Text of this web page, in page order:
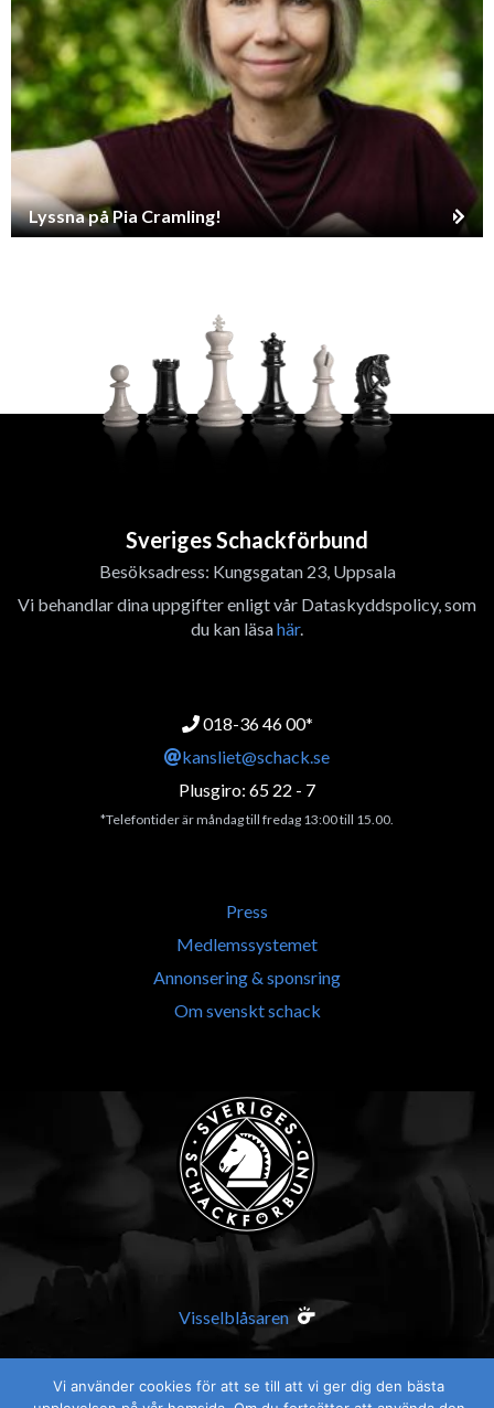
Lyssna på Pia Cramling!
Sveriges Schackförbund
Besöksadress: Kungsgatan 23, Uppsala
Vi behandlar dina uppgifter enligt vår Dataskyddspolicy, som
du kan läsahär.
018-36 46 00*
kansliet@schack.se
Plusgiro: 65 22 - 7
*Telefontider är måndag till fredag 13:00 till 15.00.
Press
Medlemssystemet
Annonsering & sponsring
Om svenskt schack
Visselblåsaren
Vi använder cookies för att se till att vi ger dig den bästa